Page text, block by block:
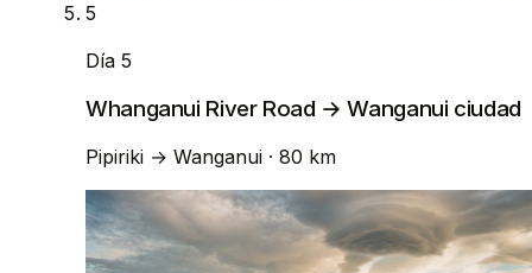
5
Día 5
Whanganui River Road → Wanganui ciudad
Pipiriki → Wanganui · 80 km